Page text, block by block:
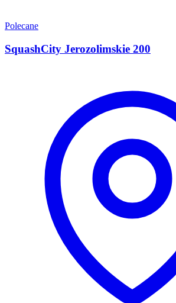
Polecane
SquashCity Jerozolimskie 200